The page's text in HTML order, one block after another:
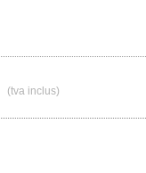
(tva inclus)